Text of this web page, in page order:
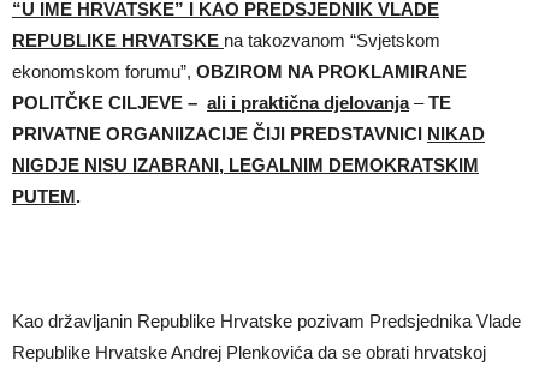
“U IME HRVATSKE” I KAO PREDSJEDNIK VLADE
REPUBLIKE HRVATSKE na takozvanom “Svjetskom
ekonomskom forumu”, OBZIROM NA PROKLAMIRANE
POLITČKE CILJEVE – ali i praktična djelovanja–TE
PRIVATNE ORGANIIZACIJE ČIJI PREDSTAVNICI NIKAD
NIGDJE NISU IZABRANI, LEGALNIM DEMOKRATSKIM
PUTEM.
Kao državljanin Republike Hrvatske pozivam Predsjednika Vlade
Republike Hrvatske Andrej Plenkovića da se obrati hrvatskoj